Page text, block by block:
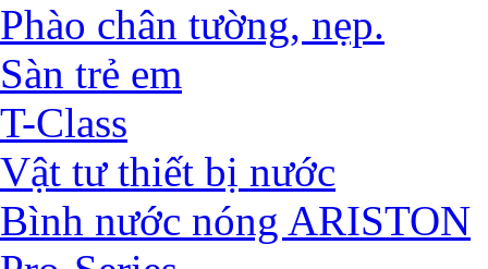
Phào chân tường, nẹp.
Sàn trẻ em
T-Class
Vật tư thiết bị nước
Bình nước nóng ARISTON